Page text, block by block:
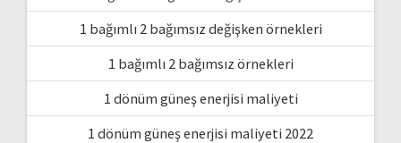
1 bağımlı 2 bağımsız değişken örnekleri
1 bağımlı 2 bağımsız örnekleri
1 dönüm güneş enerjisi maliyeti
1 dönüm güneş enerjisi maliyeti 2022